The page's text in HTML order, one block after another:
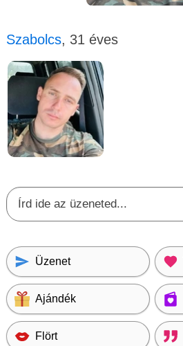
Szabolcs, 31 éves
Üzenet
Ajándék
Flört